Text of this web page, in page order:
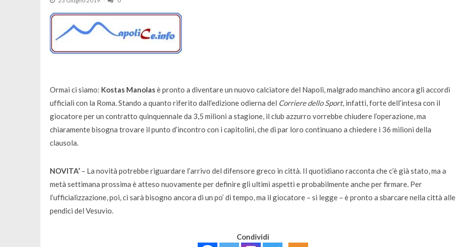
Ormai ci siamo: Kostas Manolasè pronto a diventare un nuovo calciatore del Napoli, malgrado manchino ancora gli accordi
ufficiali con la Roma. Stando a quanto riferito dall’edizione odierna del Corriere dello Sport, infatti, forte dell’intesa con il
giocatore per un contratto quinquennale da 3,5 milioni a stagione, il club azzurro vorrebbe chiudere l’operazione, ma
chiaramente bisogna trovare il punto d’incontro con i capitolini, che di par loro continuano a chiedere i 36 milioni della
clausola.
NOVITA’ – La novità potrebbe riguardare l’arrivo del difensore greco in città. Il quotidiano racconta che c’è già stato, ma a
metà settimana prossima è atteso nuovamente per definire gli ultimi aspetti e probabilmente anche per firmare. Per
l’ufficializzazione, poi, ci sarà bisogno ancora di un po’ di tempo, ma il giocatore – si legge – è pronto a sbarcare nella città alle
pendici del Vesuvio.
Condividi